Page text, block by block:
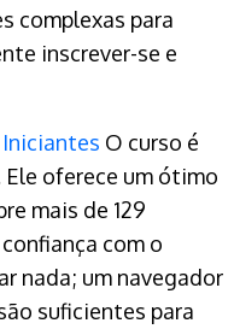
complexas para
inscrever-se e
Iniciantes O curso é
Ele oferece um ótimo
mais de 129
com o
nada; um navegador
suficientes para